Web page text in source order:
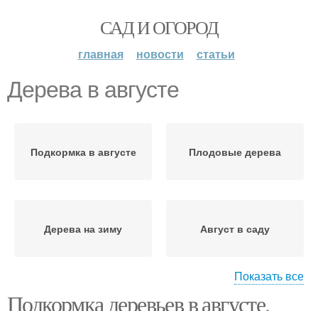
САД И ОГОРОД
главная новости статьи
Дерева в августе
Подкормка в августе Плодовые дерева
Дерева на зиму Август в саду
Сад в августе Дерева в год
Показать все
Подкормка деревьев в августе.